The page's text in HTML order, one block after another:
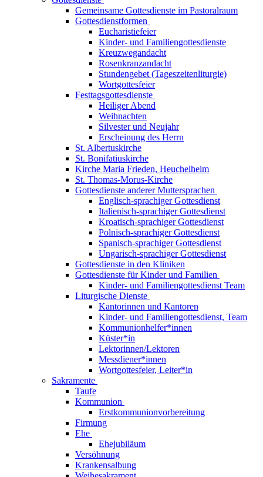
Gemeinsame Gottesdienste im Pastoralraum
Gottesdienstformen
Eucharistiefeier
Kinder- und Familiengottesdienste
Kreuzwegandacht
Rosenkranzandacht
Stundengebet (Tageszeitenliturgie)
Wortgottesfeier
Festtagsgottesdienste
Heiliger Abend
Weihnachten
Silvester und Neujahr
Erscheinung des Herrn
St. Albertuskirche
St. Bonifatiuskirche
Kirche Maria Frieden, Heuchelheim
St. Thomas-Morus-Kirche
Gottesdienste anderer Muttersprachen
Englisch-sprachiger Gottesdienst
Italienisch-sprachiger Gottesdienst
Kroatisch-sprachiger Gottesdienst
Polnisch-sprachiger Gottesdienst
Spanisch-sprachiger Gottesdienst
Ungarisch-sprachiger Gottesdienst
Gottesdienste in den Kliniken
Gottesdienste für Kinder und Familien
Kinder- und Familiengottesdienst Team
Liturgische Dienste
Kantorinnen und Kantoren
Kinder- und Familiengottesdienst, Team
Kommunionhelfer*innen
Küster*in
Lektorinnen/Lektoren
Messdiener*innen
Wortgottesfeier, Leiter*in
Sakramente
Taufe
Kommunion
Erstkommunionvorbereitung
Firmung
Ehe
Ehejubiläum
Versöhnung
Krankensalbung